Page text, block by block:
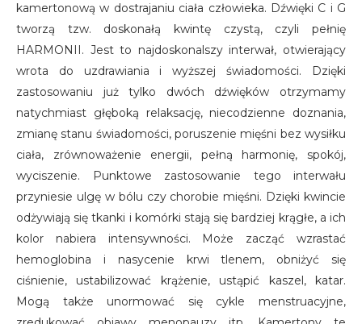
kamertonową w dostrajaniu ciała człowieka. Dźwięki C i G
tworzą tzw. doskonałą kwintę czystą, czyli pełnię
HARMONII. Jest to najdoskonalszy interwał, otwierający
wrota do uzdrawiania i wyższej świadomości. Dzięki
zastosowaniu już tylko dwóch dźwięków otrzymamy
natychmiast głęboką relaksację, niecodzienne doznania,
zmianę stanu świadomości, poruszenie mięśni bez wysiłku
ciała, zrównoważenie energii, pełną harmonię, spokój,
wyciszenie. Punktowe zastosowanie tego interwału
przyniesie ulgę w bólu czy chorobie mięśni. Dzięki kwincie
odżywiają się tkanki i komórki stają się bardziej krągłe, a ich
kolor nabiera intensywności. Może zacząć wzrastać
hemoglobina i nasycenie krwi tlenem, obniżyć się
ciśnienie, ustabilizować krążenie, ustąpić kaszel, katar.
Mogą także unormować się cykle menstruacyjne,